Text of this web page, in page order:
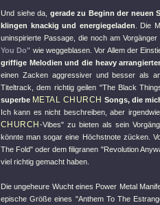
Und siehe da, gerade zu Beginn der neuen
klingen knackig und energiegeladen . Die
uninspirierte Passage, die noch am
You Do" wie weggeblasen. Vor Allem der
griffige Melodien und die heavy
einen Zacken aggressiver und besser als
Titeltrack, dem richtig geilen "The Black
superbe METAL CHURCH Songs, die
Ich kann es nicht beschreiben, aber
CHURCH -Vibes" zu bieten als sein
könnte man sogar eine Höchstnote zücken.
The Fold" oder dem filigranen "Revolution
viel richtig gemacht haben.
Die ungeheure Wucht eines Power Metal
epische Größe eines "Anthem To The